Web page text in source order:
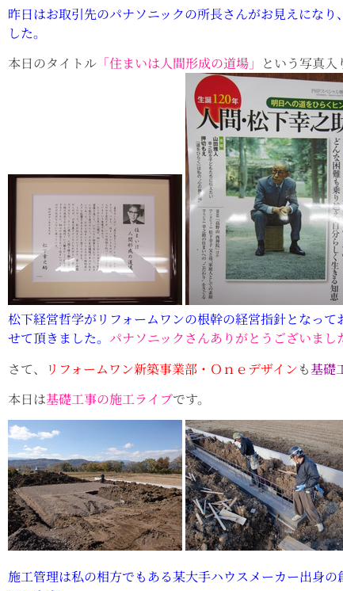
昨日はお取引先のパナソニックの所長さんがお見えにな
した。
本日のタイトル 「住まいは人間形成の道場」 という写真入
松下経営哲学がリフォームワンの根幹の経営指針となっ
せて頂きました。 パナソニックさんありがとうございまし
さて、
リフォームワン新築事業部・Ｏｎｅデザインも基礎
本日は基礎工事の施工ライブです。
施工管理は私の相方でもある某大手ハウスメーカー出身